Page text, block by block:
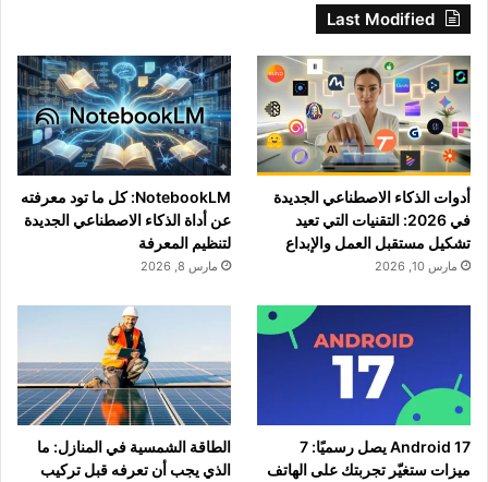
Last Modified
أدوات الذكاء الاصطناعي الجديدة
في 2026: التقنيات التي تعيد
تشكيل مستقبل العمل والإبداع
مارس 10, 2026
NotebookLM: كل ما تود معرفته
عن أداة الذكاء الاصطناعي الجديدة
لتنظيم المعرفة
مارس 8, 2026
Android 17 يصل رسميًا: 7
ميزات ستغيّر تجربتك على الهاتف
الطاقة الشمسية في المنازل: ما
الذي يجب أن تعرفه قبل تركيب